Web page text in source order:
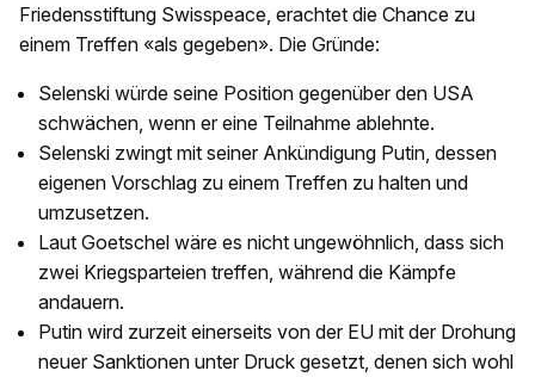
Friedensstiftung Swisspeace, erachtet die Chance zu
einem Treffen «als gegeben». Die Gründe:
Selenski würde seine Position gegenüber den USA
schwächen, wenn er eine Teilnahme ablehnte.
Selenski zwingt mit seiner Ankündigung Putin, dessen
eigenen Vorschlag zu einem Treffen zu halten und
umzusetzen.
Laut Goetschel wäre es nicht ungewöhnlich, dass sich
zwei Kriegsparteien treffen, während die Kämpfe
andauern.
Putin wird zurzeit einerseits von der EU mit der Drohung
neuer Sanktionen unter Druck gesetzt, denen sich wohl